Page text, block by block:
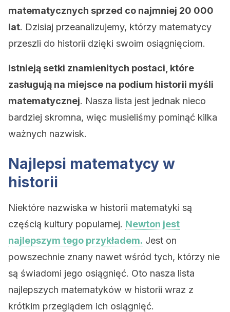
matematycznych sprzed co najmniej 20 000
lat. Dzisiaj przeanalizujemy, którzy matematycy
przeszli do historii dzięki swoim osiągnięciom.
Istnieją setki znamienitych postaci, które
zasługują na miejsce na podium historii myśli
matematycznej. Nasza lista jest jednak nieco
bardziej skromna, więc musieliśmy pominąć kilka
ważnych nazwisk.
Najlepsi matematycy w
historii
Niektóre nazwiska w historii matematyki są
częścią kultury popularnej. Newton jest
najlepszym tego przykładem. Jest on
powszechnie znany nawet wśród tych, którzy nie
są świadomi jego osiągnięć. Oto nasza lista
najlepszych matematyków w historii wraz z
krótkim przeglądem ich osiągnięć.